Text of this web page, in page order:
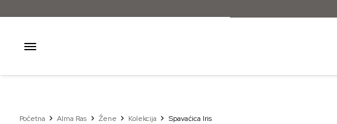
Početna Alma Ras Žene Kolekcija Spavaćica Iris